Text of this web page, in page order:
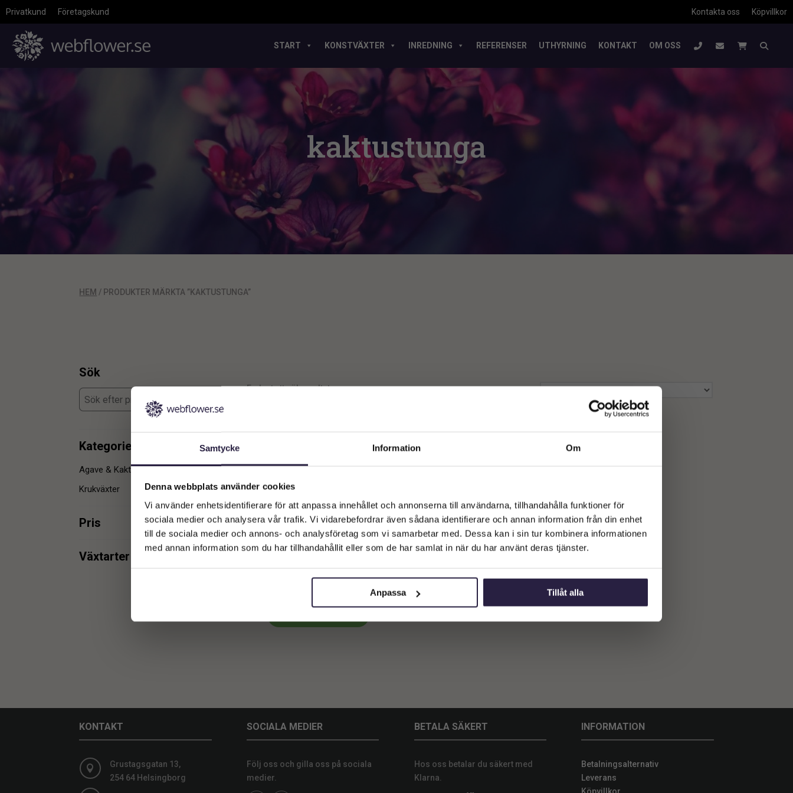
Samtycke Information Om
Denna webbplats använder cookies
Vi använder enhetsidentifierare för att anpassa innehållet och annonserna till användarna, tillhandahålla funktioner för
sociala medier och analysera vår trafik. Vi vidarebefordrar även sådana identifierare och annan information från din enhet
till de sociala medier och annons- och analysföretag som vi samarbetar med. Dessa kan i sin tur kombinera informationen
med annan information som du har tillhandahållit eller som de har samlat in när du har använt deras tjänster.
Anpassa Tillåt alla
Privatkund Företagskund Köpvillkor
Kontakta oss
START KONSTVÄXTER INREDNING REFERENSER UTHYRNING KONTAKT OM OSS
kaktustunga
HEM / PRODUKTER MÄRKTA ”KAKTUSTUNGA”
Sök
Kategorier
Agave & Kaktusar
1
Krukväxter
1
Pris
max.
max.
Växtarter
Endast ett sökresultat
1959kr
KONTAKT

Grustagsgatan 13,
254 64 Helsingborg
SOCIALA MEDIER
Följ oss och gilla oss på sociala
medier.
BETALA SÄKERT
Hos oss betalar du säkert med
Klarna.
INFORMATION
Betalningsalternativ
Leverans
Välkommen till Webflower
Vilken typ av kund är du? Du kan alltid justera ditt val längst upp
Företagskund (exkl. moms)